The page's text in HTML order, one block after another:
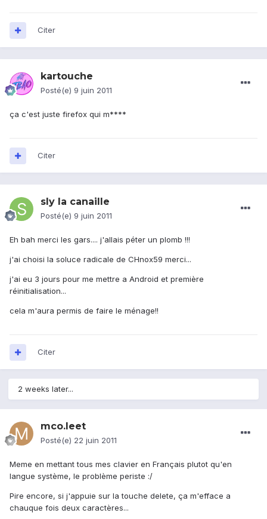
Citer
kartouche
Posté(e) 9 juin 2011
ça c'est juste firefox qui m****
Citer
sly la canaille
Posté(e) 9 juin 2011
Eh bah merci les gars.... j'allais péter un plomb !!!
j'ai choisi la soluce radicale de CHnox59 merci...
j'ai eu 3 jours pour me mettre a Android et première
réinitialisation...
cela m'aura permis de faire le ménage!!
Citer
2 weeks later...
mco.leet
Posté(e) 22 juin 2011
Meme en mettant tous mes clavier en Français plutot qu'en
langue système, le problème periste :/
Pire encore, si j'appuie sur la touche delete, ça m'efface a
chauque fois deux caractères...